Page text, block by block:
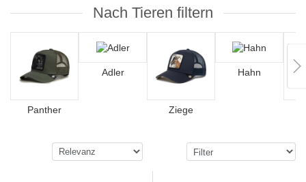
Nach Tieren filtern
Panther
Adler
Ziege
Hahn